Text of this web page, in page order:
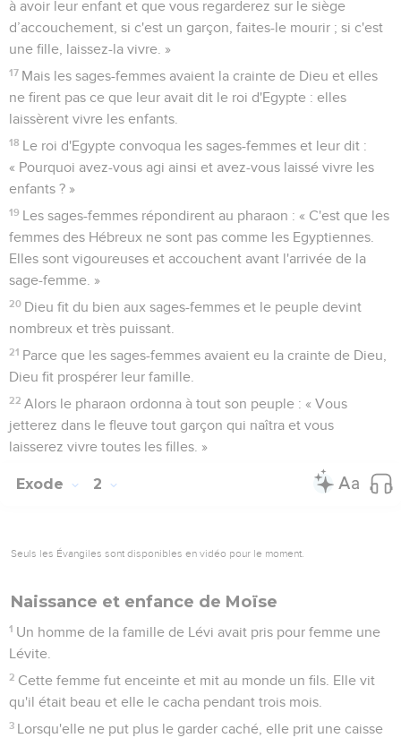
haine pour eux.
13
Alors les Egyptiens soumirent les Israélites à un dur
esclavage.
Ils leur rendirent la vie amère par de lourds travaux avec
de l’argile et des briques ainsi que par tous les travaux des
Le Pharaon persécute les Israélites
Hébreux. L'une s'appelait Shiphra et l'autre Pua.
16 Il leur dit : « Quand vous aiderez les femmes des Hébreux
à avoir leur enfant et que vous regarderez sur le siège
d’accouchement, si c'est un garçon, faites-le mourir ; si c'est
une fille, laissez-la vivre. »
ne firent pas ce que leur avait dit le roi d'Egypte : elles
laissèrent vivre les enfants.
Le roi d'Egypte convoqua les sages-femmes et leur dit :
« Pourquoi avez-vous agi ainsi et avez-vous laissé vivre les
19 Les sages-femmes répondirent au pharaon : « C'est que les
sage-femme. »
nombreux et très puissant.
Parce que les sages-femmes avaient eu la crainte de Dieu,
Dieu fit prospérer leur famille.
Alors le pharaon ordonna à tout son peuple : « Vous
jetterez dans le fleuve tout garçon qui naîtra et vous